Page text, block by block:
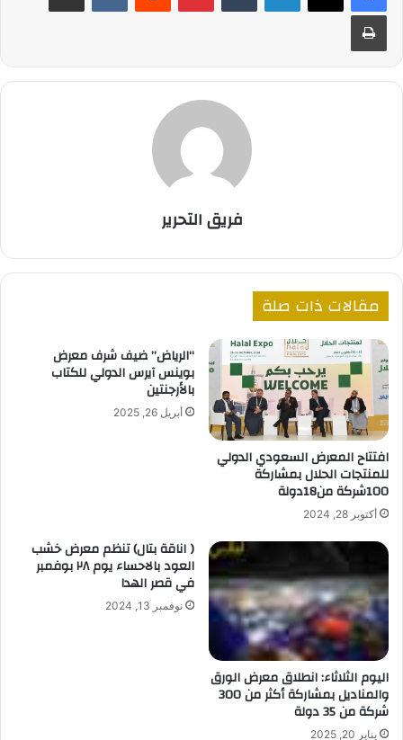
طباعة
فريق التحرير
مقالات ذات صلة
افتتاح المعرض السعودي الدولي
للمنتجات الحلال بمشاركة
100شركة من18دولة
أكتوبر 28, 2024
“الرياض” ضيف شرف معرض
بوينس آيرس الدولي للكتاب
بالأرجنتين
أبريل 26, 2025
اليوم الثلاثاء: انطلاق معرض الورق
والمناديل بمشاركة أكثر من 300
شركة من 35 دولة
يناير 20, 2025
( اناقة بتال) تنظم معرض خشب
العود بالاحساء يوم ٢٨ بوفمبر
في قصر الهدا
نوفمبر 13, 2024